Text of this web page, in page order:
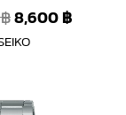
฿8,600฿